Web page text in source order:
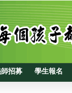
招募 學生報名